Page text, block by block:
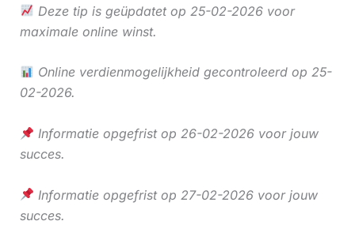
Deze tip is geüpdatet op 25-02-2026 voor
maximale online winst.
Online verdienmogelijkheid gecontroleerd op 25-
02-2026.
Informatie opgefrist op 26-02-2026 voor jouw
succes.
Informatie opgefrist op 27-02-2026 voor jouw
succes.